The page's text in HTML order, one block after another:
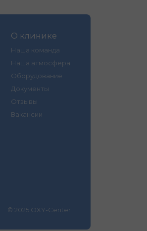
О клинике
Наша команда
Наша атмосфера
Оборудование
Документы
Отзывы
Вакансии
© 2025 OXY-Center